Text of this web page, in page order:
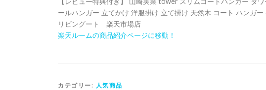
ールハンガー 立てかけ 洋服掛け 立て掛け 天然木 コート ハンガ
リビングート 楽天市場店
楽天ルームの商品紹介ページに移動！
カテゴリー: 人気商品